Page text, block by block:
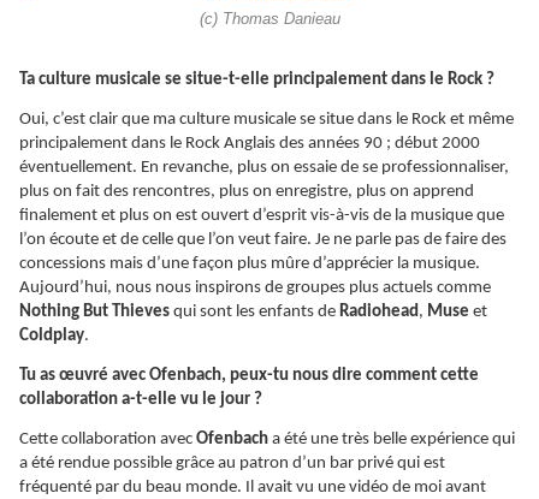
(c) Thomas Danieau
Ta culture musicale se situe-t-elle principalement dans le Rock ?
Oui, c’est clair que ma culture musicale se situe dans le Rock et même
principalement dans le Rock Anglais des années 90 ; début 2000
éventuellement. En revanche, plus on essaie de se professionnaliser,
plus on fait des rencontres, plus on enregistre, plus on apprend
finalement et plus on est ouvert d’esprit vis-à-vis de la musique que
l’on écoute et de celle que l’on veut faire. Je ne parle pas de faire des
concessions mais d’une façon plus mûre d’apprécier la musique.
Aujourd’hui, nous nous inspirons de groupes plus actuels comme
Nothing But Thieves qui sont les enfants de Radiohead, Muse et
Coldplay.
Tu as œuvré avec Ofenbach, peux-tu nous dire comment cette
collaboration a-t-elle vu le jour ?
Cette collaboration avec Ofenbach a été une très belle expérience qui
a été rendue possible grâce au patron d’un bar privé qui est
fréquenté par du beau monde. Il avait vu une vidéo de moi avant